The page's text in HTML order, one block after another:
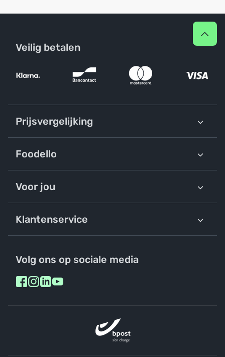
Veilig betalen
Prijsvergelijking
Foodello
Voor jou
Klantenservice
Volg ons op sociale media